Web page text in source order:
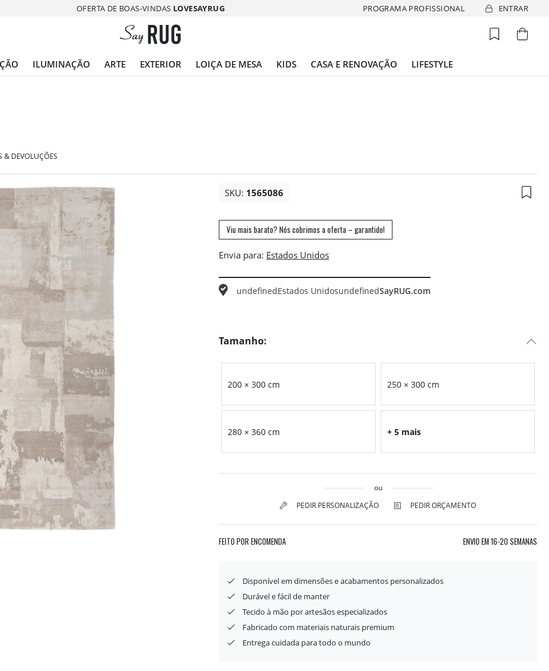
OFERTA DE BOAS-VINDAS LOVESAYRUG PROGRAMA PROFISSIONAL ENTRAR
ILUMINAÇÃO ARTE EXTERIOR LOIÇA DE MESA KIDS CASA E RENOVAÇÃO LIFESTYLE
& DEVOLUÇÕES
SKU: 1565086
Viu mais barato? Nós cobrimos a oferta – garantido!
Envia para:
undefinedEstados UnidosundefinedSayRUG.com
Tamanho:
200 × 300 cm 250 × 300 cm
280 × 360 cm + 5 mais
ou
PEDIR PERSONALIZAÇÃO
PEDIR ORÇAMENTO
FEITO POR ENCOMENDA ENVIO EM 16-20 SEMANAS
Disponível em dimensões e acabamentos personalizados
Durável e fácil de manter
Tecido à mão por artesãos especializados
Fabricado com materiais naturais premium
Entrega cuidada para todo o mundo